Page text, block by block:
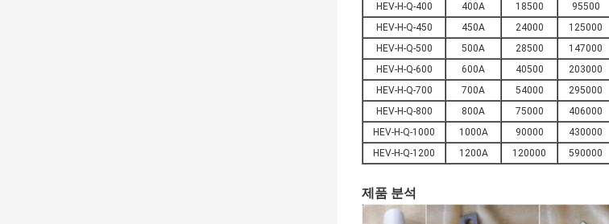
HEV-H-Q-400
400A 18500 95500
HEV-H-Q-450
450A 24000 125000
HEV-H-Q-500
500A 28500 147000
HEV-H-Q-600
600A 40500 203000
HEV-H-Q-700
700A 54000 295000
HEV-H-Q-800 800A 75000 406000
HEV-H-Q-1000
1000A 90000 430000
HEV-H-Q-1200
1200A 120000 590000
제품 분석